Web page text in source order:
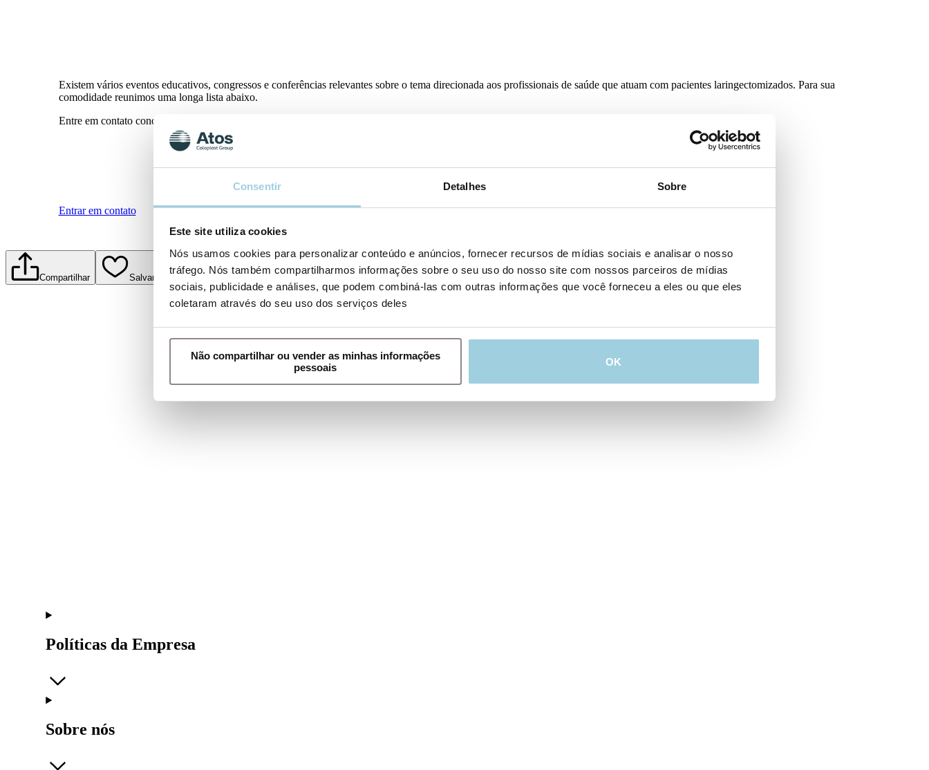
Consentir Detalhes Sobre
Este site utiliza cookies
Nós usamos cookies para personalizar conteúdo e anúncios, fornecer recursos de mídias sociais e analisar o nosso
tráfego. Nós também compartilharmos informações sobre o seu uso do nosso site com nossos parceiros de mídias
sociais, publicidade e análises, que podem combiná-las com outras informações que você forneceu a eles ou que eles
coletaram através do seu uso dos serviços deles
Não compartilhar ou vender as minhas informações
pessoais
OK
Existem vários eventos educativos, congressos e conferências relevantes sobre o tema direcionada aos profissionais de saúde que atuam com pacientes laringectomizados. Para sua
comodidade reunimos uma longa lista abaixo.
Entre em contato conosco para informações de eventos para profissionais da saúde.
Entrar em contato
Compartilhar Salvar para meus conteúdos Imprimir pdf
Políticas da Empresa
Sobre nós